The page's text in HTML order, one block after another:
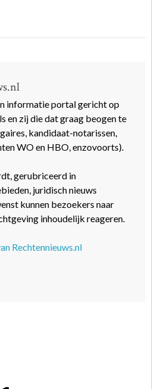
informatie portal gericht op
en zij die dat graag beogen te
kandidaat-notarissen,
WO en HBO, enzovoorts).
gerubriceerd in
juridisch nieuws
kunnen bezoekers naar
inhoudelijk reageren.
Rechtennieuws.nl